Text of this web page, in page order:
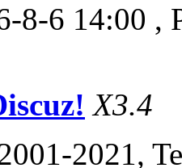
8-6 14:00 ,
X3.4
2021,